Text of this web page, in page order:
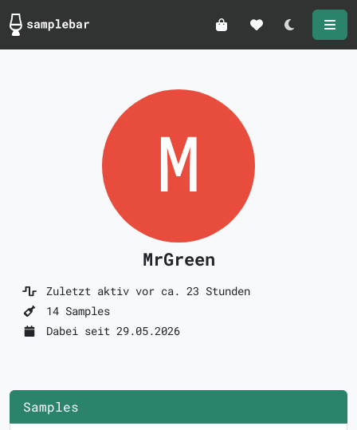
Darkmode
MrGreen
Zuletzt aktiv vor ca. 23 Stunden
14 Samples
Dabei seit 29.05.2026
Samples